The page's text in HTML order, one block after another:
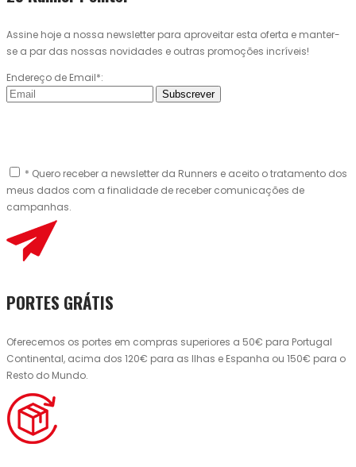
Assine hoje a nossa newsletter para aproveitar esta oferta e manter-
se a par das nossas novidades e outras promoções incríveis!
Endereço de Email*:
Subscrever
* Quero receber a newsletter da Runners e aceito o tratamento dos
meus dados com a finalidade de receber comunicações de
campanhas.
PORTES GRÁTIS
Oferecemos os portes em compras superiores a 50€ para Portugal
Continental, acima dos 120€ para as Ilhas e Espanha ou 150€ para o
Resto do Mundo.